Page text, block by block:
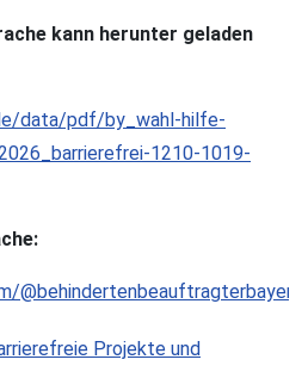
kann herunter geladen
data/pdf/by_wahl-hilfe-
1210-1019-
Projekte und